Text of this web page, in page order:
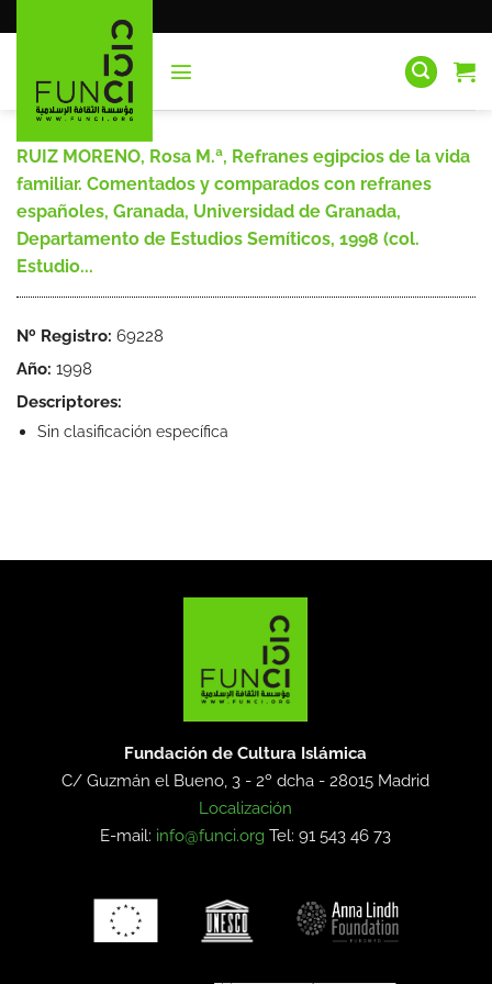
al
RUIZ MORENO, Rosa M.ª, Refranes egipcios de la vida
familiar. Comentados y comparados con refranes
españoles, Granada, Universidad de Granada,
Departamento de Estudios Semíticos, 1998 (col.
Estudio...
Nº Registro: 69228
Año: 1998
Descriptores:
Sin clasificación específica
Fundación de Cultura Islámica
C/ Guzmán el Bueno, 3 - 2º dcha -28015 Madrid
Localización
E-mail: info@funci.org Tel: 91 543 46 73